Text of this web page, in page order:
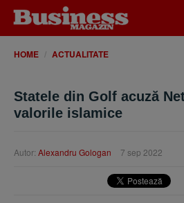
HOME ACTUALITATE
Statele din Golf acuză
valorile islamice
Autor: Alexandru Gologan 7 sep 2022